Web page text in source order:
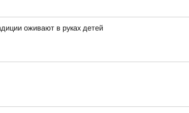
оживают в руках детей